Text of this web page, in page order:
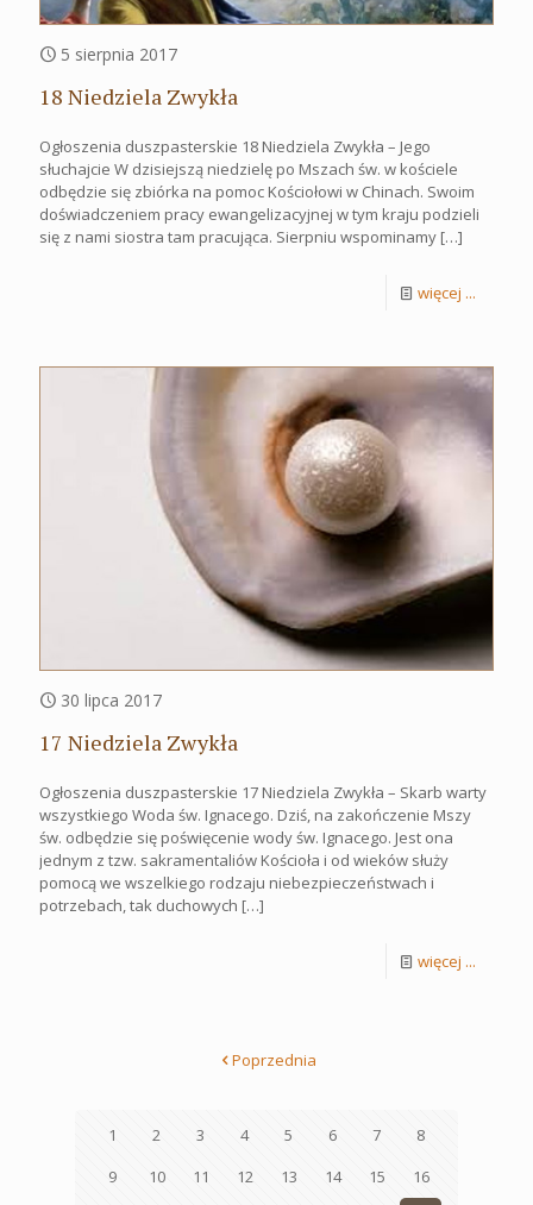
5 sierpnia 2017
18 Niedziela Zwykła
Ogłoszenia duszpasterskie 18 Niedziela Zwykła – Jego
słuchajcie W dzisiejszą niedzielę po Mszach św. w kościele
odbędzie się zbiórka na pomoc Kościołowi w Chinach. Swoim
doświadczeniem pracy ewangelizacyjnej w tym kraju podzieli
się z nami siostra tam pracująca. Sierpniu wspominamy […]
więcej ...
30 lipca 2017
17 Niedziela Zwykła
Ogłoszenia duszpasterskie 17 Niedziela Zwykła – Skarb warty
wszystkiego Woda św. Ignacego. Dziś, na zakończenie Mszy
św. odbędzie się poświęcenie wody św. Ignacego. Jest ona
jednym z tzw. sakramentaliów Kościoła i od wieków służy
pomocą we wszelkiego rodzaju niebezpieczeństwach i
potrzebach, tak duchowych […]
więcej ...
Poprzednia
1 2 3 4 5 6 7
8
9
10 11 12 13 14 15
16